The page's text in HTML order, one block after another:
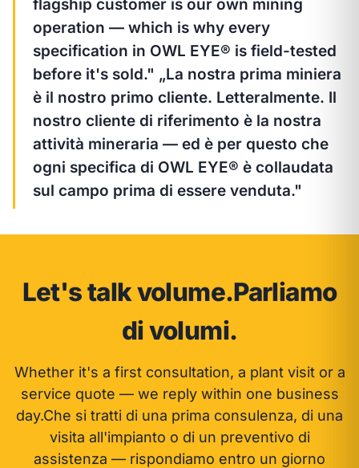
flagship customer is our own mining
operation — which is why every
specification in OWL EYE® is field-tested
before it's sold." „La nostra prima miniera
è il nostro primo cliente. Letteralmente. Il
nostro cliente di riferimento è la nostra
attività mineraria — ed è per questo che
ogni specifica di OWL EYE® è collaudata
sul campo prima di essere venduta."
Let's talk volume.Parliamo
di volumi.
Whether it's a first consultation, a plant visit or a
service quote — we reply within one business
day.Che si tratti di una prima consulenza, di una
visita all'impianto o di un preventivo di
assistenza — rispondiamo entro un giorno